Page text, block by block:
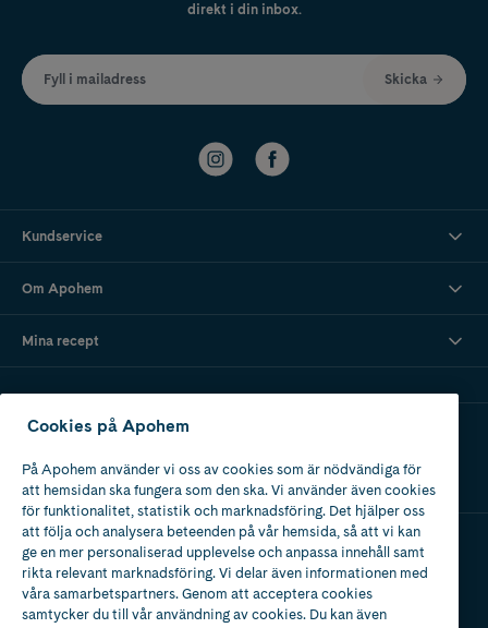
direkt i din inbox.
Fyll i mailadress Skicka
Kundservice
Om Apohem
Mina recept
Ladda ner vår app
Apotek med tillstånd
av Läkemedelsverket
Cookies på Apohem
På Apohem använder vi oss av cookies som är nödvändiga för
att hemsidan ska fungera som den ska. Vi använder även cookies
för funktionalitet, statistik och marknadsföring. Det hjälper oss
att följa och analysera beteenden på vår hemsida, så att vi kan
ge en mer personaliserad upplevelse och anpassa innehåll samt
rikta relevant marknadsföring. Vi delar även informationen med
våra samarbetspartners. Genom att acceptera cookies
samtycker du till vår användning av cookies. Du kan även